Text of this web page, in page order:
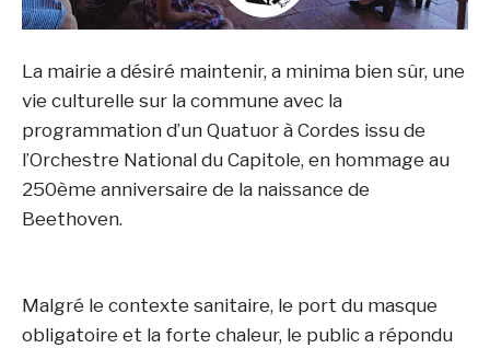
La mairie a désiré maintenir, a minima bien sûr, une
vie culturelle sur la commune avec la
programmation d’un Quatuor à Cordes issu de
l’Orchestre National du Capitole, en hommage au
250ème anniversaire de la naissance de
Beethoven.
Malgré le contexte sanitaire, le port du masque
obligatoire et la forte chaleur, le public a répondu